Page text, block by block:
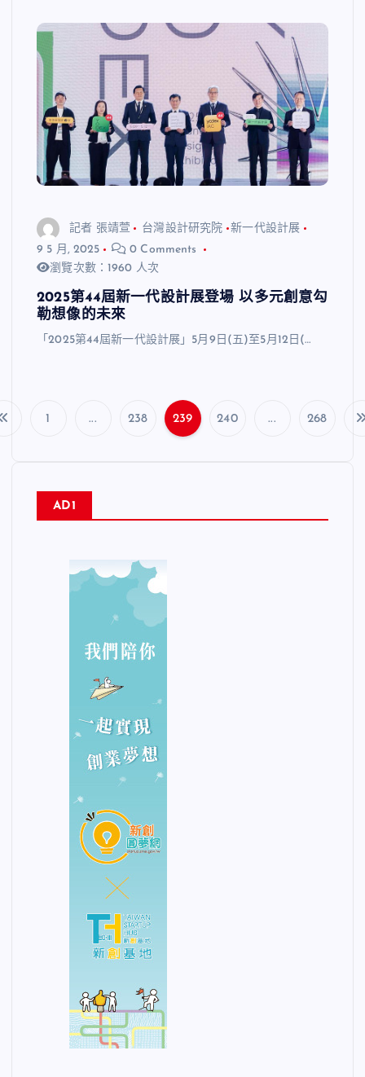
記者 張靖萱 台灣設計研究院
新一代設計展
9 5 月, 2025
0 Comments
瀏覽次數：1960 人次
2025第44屆新一代設計展登場 以多元創意勾
勒想像的未來
「2025第44屆新一代設計展」5月9日(五)至5月12日(…
文
分
1 ... 238 239 240 ... 268
AD1